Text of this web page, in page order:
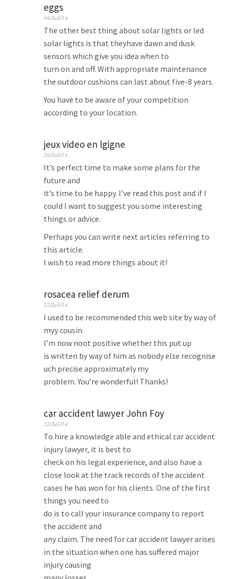
eggs
09/Juli/14
The other best thing about solar lights or led
solar lights is that theyhave dawn and dusk
sensors which give you idea when to
turn on and off. With appropriate maintenance
the outdoor cushions can last about five-8 years.
You have to be aware of your competition
according to your location.
jeux video en lgigne
20/Juli/14
It’s perfect time to make some plans for the
future and
it’s time to be happy. I’ve read this post and if I
could I want to suggest you some interesting
things or advice.
Perhaps you can write next articles referring to
this article.
I wish to read more things about it!
rosacea relief derum
22/Juli/14
I used to be recommended this web site by way of
myy cousin.
I’m now noot positive whether this put up
is written by way of him as nobody else recognise
uch precise approximately my
problem. You’re wonderful! Thanks!
car accident lawyer John Foy
22/Juli/14
To hire a knowledge able and ethical car accident
injury lawyer, it is best to
check on his legal experience, and also have a
close look at the track records of the accident
cases he has won for his clients. One of the first
things you need to
do is to call your insurance company to report
the accident and
any claim. The need for car accident lawyer arises
in the situation when one has suffered major
injury causing